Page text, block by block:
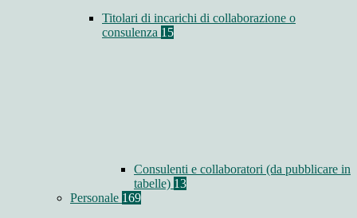
Titolari di incarichi di collaborazione o
consulenza 15
Consulenti e collaboratori (da pubblicare in
tabelle) 13
Personale 169